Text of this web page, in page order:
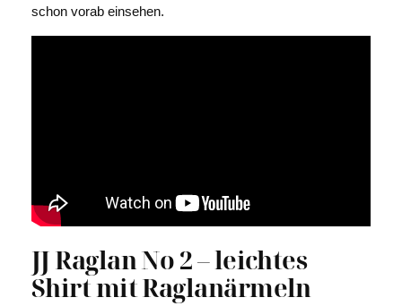
a
g
n
schon vorab einsehen.
JJ Raglan No 2 – leichtes
Shirt mit Raglanärmeln